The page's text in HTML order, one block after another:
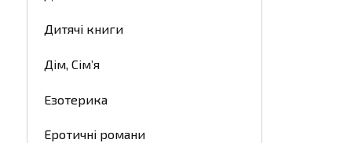
Дитячі книги
Дім, Сім’я
Езотерика
Еротичні романи